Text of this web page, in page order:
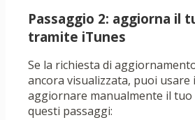
Passaggio 2: aggiorna il
tramite iTunes
Se la richiesta di
ancora visualizzata, puoi usare
aggiornare manualmente il tuo
questi passaggi: